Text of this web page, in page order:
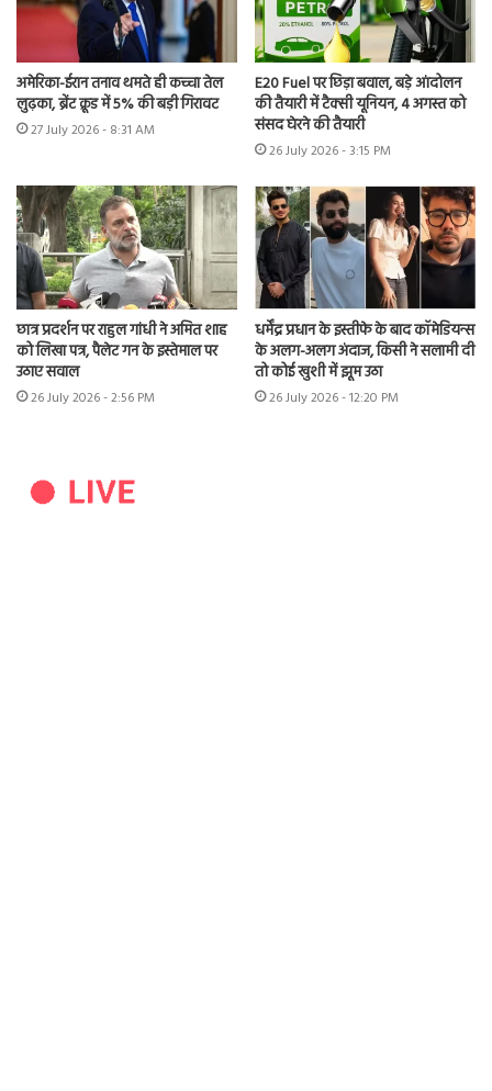
अमेरिका-ईरान तनाव थमते ही कच्चा तेल
लुढ़का, ब्रेंट क्रूड में 5% की बड़ी गिरावट
27 July 2026 - 8:31 AM
E20 Fuel पर छिड़ा बवाल, बड़े आंदोलन
की तैयारी में टैक्सी यूनियन, 4 अगस्त को
संसद घेरने की तैयारी
26 July 2026 - 3:15 PM
छात्र प्रदर्शन पर राहुल गांधी ने अमित शाह
को लिखा पत्र, पैलेट गन के इस्तेमाल पर
उठाए सवाल
26 July 2026 - 2:56 PM
धर्मेंद्र प्रधान के इस्तीफे के बाद कॉमेडियन्स
के अलग-अलग अंदाज, किसी ने सलामी दी
तो कोई खुशी में झूम उठा
26 July 2026 - 12:20 PM